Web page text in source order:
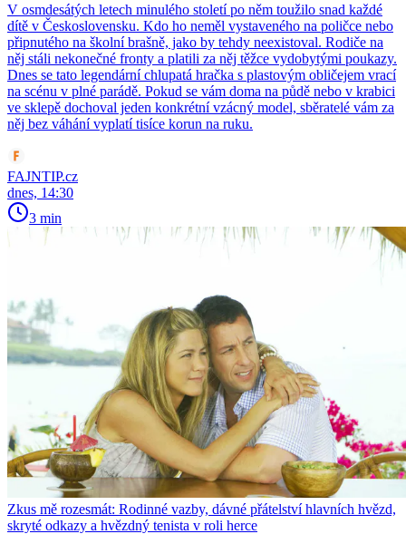
V osmdesátých letech minulého století po něm toužilo snad každé
dítě v Československu. Kdo ho neměl vystaveného na poličce nebo
připnutého na školní brašně, jako by tehdy neexistoval. Rodiče na
něj stáli nekonečné fronty a platili za něj těžce vydobytými poukazy.
Dnes se tato legendární chlupatá hračka s plastovým obličejem vrací
na scénu v plné parádě. Pokud se vám doma na půdě nebo v krabici
ve sklepě dochoval jeden konkrétní vzácný model, sběratelé vám za
něj bez váhání vyplatí tisíce korun na ruku.
FAJNTIP.cz
dnes, 14:30
3 min
Zkus mě rozesmát: Rodinné vazby, dávné přátelství hlavních hvězd,
skryté odkazy a hvězdný tenista v roli herce